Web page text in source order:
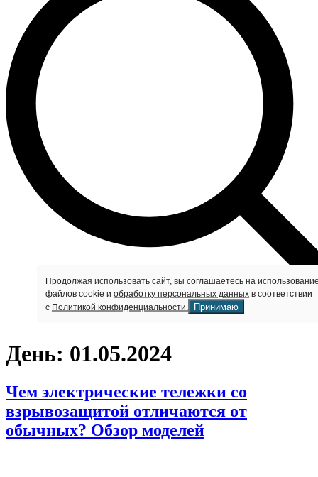
День: 01.05.2024
Чем электрические тележки со
взрывозащитой отличаются от
обычных? Обзор моделей
Продолжая использовать сайт, вы соглашаетесь на
файлов cookie и обработку персональных данных в соответствии
с Политикой конфиденциальности. Принимаю